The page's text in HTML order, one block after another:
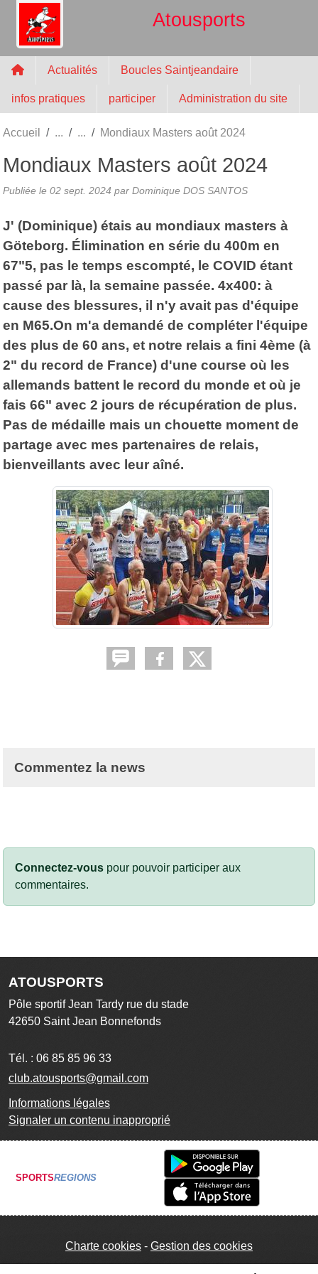
Atousports
Actualités Boucles Saintjeandaire
infos pratiques participer Administration du site
Accueil Mondiaux Masters août 2024
Mondiaux Masters août 2024
Publiée le 02 sept. 2024 par Dominique DOS SANTOS
J' (Dominique) étais au mondiaux masters à
Göteborg. Élimination en série du 400m en
67"5, pas le temps escompté, le COVID étant
passé par là, la semaine passée. 4x400: à
cause des blessures, il n'y avait pas d'équipe
en M65.On m'a demandé de compléter l'équipe
des plus de 60 ans, et notre relais a fini 4ème (à
2" du record de France) d'une course où les
allemands battent le record du monde et où je
fais 66" avec 2 jours de récupération de plus.
Pas de médaille mais un chouette moment de
partage avec mes partenaires de relais,
bienveillants avec leur aîné.
Commentez la news
Connectez-vous pour pouvoir participer aux
commentaires.
ATOUSPORTS
Pôle sportif Jean Tardy rue du stade
42650 Saint Jean Bonnefonds
Tél. : 06 85 85 96 33
club.atousports@gmail.com
Informations légales
Signaler un contenu inapproprié
SPORTSREGIONS
Charte cookies Gestion des cookies
Panneau de gestion des cookies